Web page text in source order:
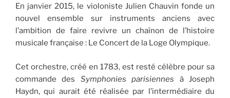
En janvier 2015, le violoniste Julien Chauvin fonde un
nouvel ensemble sur instruments anciens avec
l’ambition de faire revivre un chaînon de l’histoire
musicale française : Le Concert de la Loge Olympique.
Cet orchestre, créé en 1783, est resté célèbre pour sa
commande des Symphonies parisiennes à Joseph
Haydn, qui aurait été réalisée par l’inter­médiaire du